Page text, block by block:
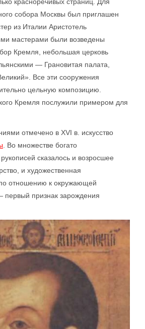
красноречивых страниц. Для
собора Москвы был приглашен
из Италии Аристотель
мастерами были возведены
Кремля, небольшая церковь
— Грановитая палата,
Все эти сооружения
цельную композицию.
Кремля послужили примером для
отмечено в XVI в. искусство
. Во множестве богато
сказалось и возросшее
и художественная
отношению к окружающей
первый признак зарождения